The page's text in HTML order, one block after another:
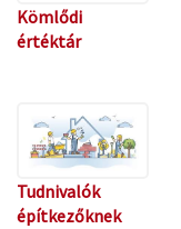
Kömlődi
értéktár
Tudnivalók
építkezőknek